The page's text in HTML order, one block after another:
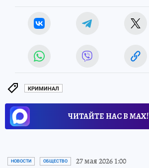
КРИМИНАЛ
ЧИТАЙТЕ НАС В МАХ!
НОВОСТИ ОБЩЕСТВО 27 мая 2026 1:00